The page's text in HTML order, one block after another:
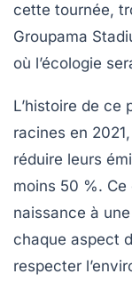
cette tournée,
Groupama
où l’écologie
L’histoire de ce
racines en
réduire leurs
moins 50 %. Ce
naissance à
chaque aspect
respecter